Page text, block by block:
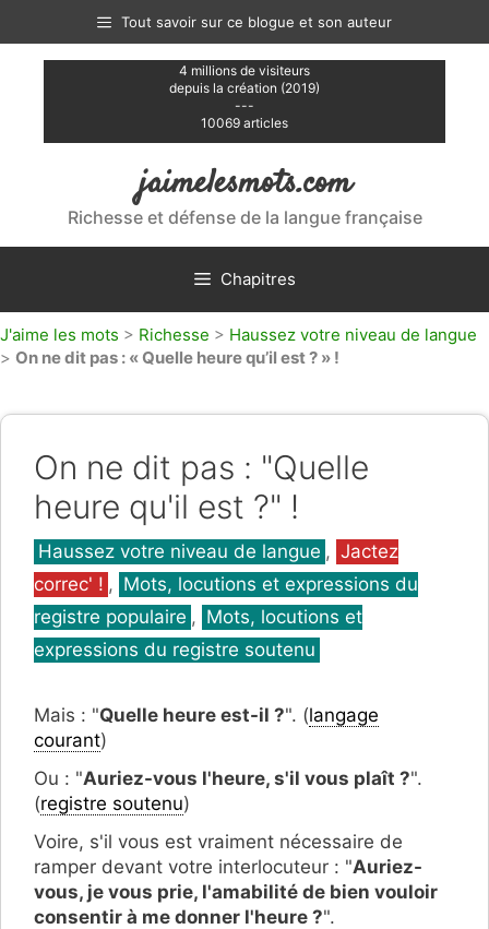
contenu
Tout savoir sur ce blogue et son auteur
4 millions de visiteurs
depuis la création (2019)
---
10069 articles
jaimelesmots.com
Richesse et défense de la langue française
Chapitres
J'aime les mots > Richesse > Haussez votre niveau de langue
> On ne dit pas : « Quelle heure qu’il est ? » !
On ne dit pas : "Quelle
heure qu'il est ?" !
Catégories
Haussez votre niveau de langue , Jactez
correc' ! , Mots, locutions et expressions du
registre populaire , Mots, locutions et
expressions du registre soutenu
Mais : "Quelle heure est-il ?". (langage
courant)
Ou : "Auriez-vous l'heure, s'il vous plaît ?".
(registre soutenu)
Voire, s'il vous est vraiment nécessaire de
ramper devant votre interlocuteur : "Auriez-
vous, je vous prie, l'amabilité de bien vouloir
consentir à me donner l'heure ?".